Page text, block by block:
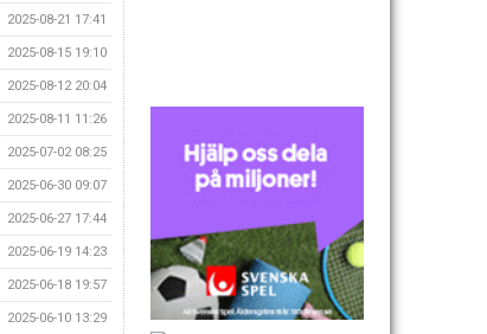
2025-08-21 17:41
2025-08-15 19:10
2025-08-12 20:04
2025-08-11 11:26
2025-07-02 08:25
2025-06-30 09:07
2025-06-27 17:44
2025-06-19 14:23
2025-06-18 19:57
2025-06-10 13:29